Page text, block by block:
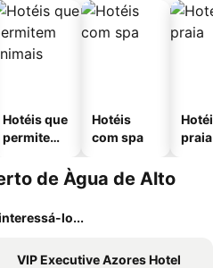
Hotéis que
permitem
Hotéis
com spa
praia
de Àgua de Alto
lo...
VIP Executive Azores Hotel